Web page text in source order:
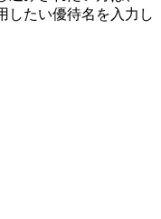
したい優待名を入力し